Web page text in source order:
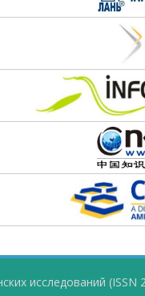
исследований (ISSN